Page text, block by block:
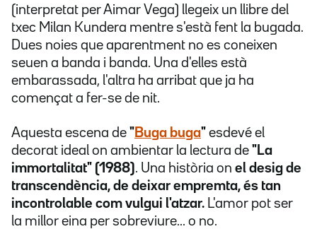
(interpretat per Aimar Vega) llegeix un llibre del
txec Milan Kundera mentre s'està fent la bugada.
Dues noies que aparentment no es coneixen
seuen a banda i banda. Una d'elles està
embarassada, l'altra ha arribat que ja ha
començat a fer-se de nit.
Aquesta escena de "Buga buga" esdevé el
decorat ideal on ambientar la lectura de "La
immortalitat" (1988). Una història on el desig de
transcendència, de deixar empremta, és tan
incontrolable com vulgui l'atzar. L'amor pot ser
la millor eina per sobreviure... o no.